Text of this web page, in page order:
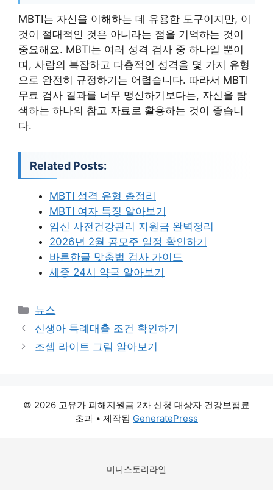
MBTI는 자신을 이해하는 데 유용한 도구이지만, 이
것이 절대적인 것은 아니라는 점을 기억하는 것이
중요해요. MBTI는 여러 성격 검사 중 하나일 뿐이
며, 사람의 복잡하고 다층적인 성격을 몇 가지 유형
으로 완전히 규정하기는 어렵습니다. 따라서 MBTI
무료 검사 결과를 너무 맹신하기보다는, 자신을 탐
색하는 하나의 참고 자료로 활용하는 것이 좋습니
다.
Related Posts:
MBTI 성격 유형 총정리
MBTI 여자 특징 알아보기
임신 사전건강관리 지원금 완벽정리
2026년 2월 공모주 일정 확인하기
바른한글 맞춤법 검사 가이드
세종 24시 약국 알아보기
카
테
리
뉴스
신생아 특례대출 조건 확인하기
조셉 라이트 그림 알아보기
© 2026 고유가 피해지원금 2차 신청 대상자 건강보험료
초과 • 제작됨 GeneratePress
미니스토리라인